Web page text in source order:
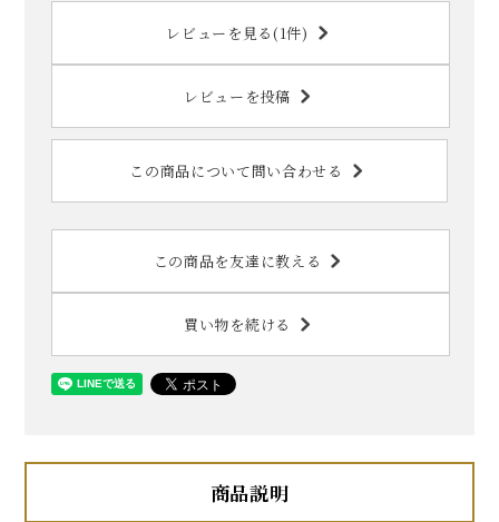
レビューを見る(1件)
レビューを投稿
この商品について問い合わせる
この商品を友達に教える
買い物を続ける
商品説明